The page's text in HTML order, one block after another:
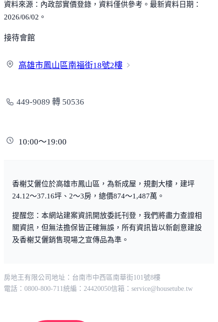
資料來源：內政部實價登錄，資料僅供參考。最新資料日期：
2026/06/02。
接待會館
高雄市鳳山區南福街18號2樓
449-9089 轉 50536
10:00～19:00
香榭艾儷位於高雄市鳳山區，為新成屋，規劃大樓，建坪
24.12～37.16坪、2～3房，總價874～1,487萬。
提醒您：本網站建案資訊開放委託刊登，我們將盡力查證相
關資訊，但無法擔保皆正確無誤，所有資訊皆以新創意建設
及香榭艾儷銷售現場之宣傳品為準。
房地王有限公司 地址：台南市中西區南華街101號8樓
電話：0800-800-711 統編：24420050信箱： service@housetube.tw